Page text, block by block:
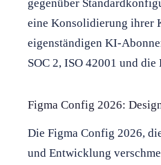
gegenüber
eine Konsolidierung ihrer
eigenständigen KI-
SOC 2, ISO 42001 und die
Figma Config 2026:
Die Figma Config 2026,
und Entwicklung